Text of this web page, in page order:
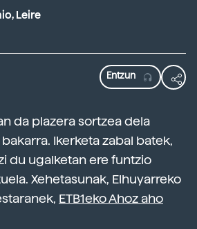
Leire
da plazera sortzea dela
Ikerketa zabal batek,
du ugalketan ere funtzio
Xehetasunak, Elhuyarreko
ETB1eko Ahoz aho